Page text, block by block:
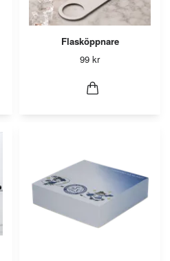
Flasköppnare
99 kr